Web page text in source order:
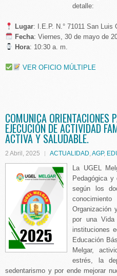
detalle:
Lugar: I.E.P. N.° 71011 San Luis
Fecha: Viernes, 30 de mayo de
Hora: 10:30 a. m.
VER OFICIO MÚLTIPLE
COMUNICA ORIENTACIONES
EJECUCIÓN DE ACTIVIDAD
ACTIVA Y SALUDABLE.
2 Abril, 2025 ACTUALIDAD,AGP,
La UGEL
Pedagógica
según los
Organización
por una
instituciones
Educación
Melgar,
estrés, la
sedentarismo y por ende mejorar